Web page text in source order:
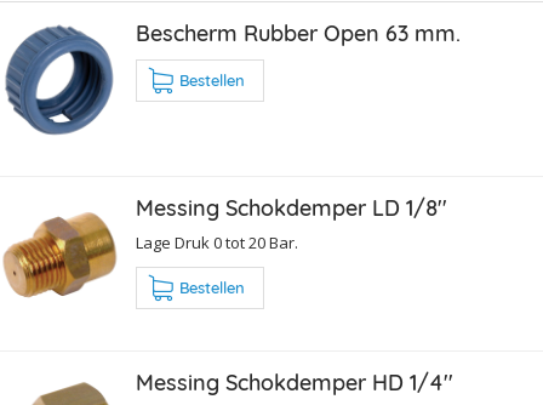
Bescherm Rubber Open 63 mm.
Bestellen
Messing Schokdemper LD 1/8''
Lage Druk 0 tot 20 Bar.
Bestellen
Messing Schokdemper HD 1/4''